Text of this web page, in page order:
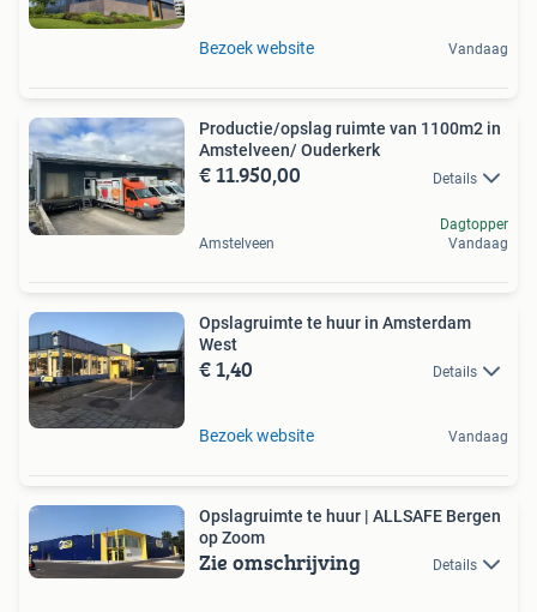
Bezoek website Vandaag
Productie/opslag ruimte van 1100m2 in
Amstelveen/ Ouderkerk
€ 11.950,00 Details
Amstelveen
Dagtopper
Vandaag
Opslagruimte te huur in Amsterdam
West
€ 1,40 Details
Bezoek website Vandaag
Opslagruimte te huur | ALLSAFE Bergen
op Zoom
Zie omschrijving Details